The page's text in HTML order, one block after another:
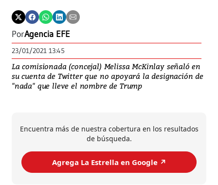
PorAgencia EFE
23/01/2021 13:45
La comisionada (concejal) Melissa McKinlay señaló en
su cuenta de Twitter que no apoyará la designación de
"nada" que lleve el nombre de Trump
Encuentra más de nuestra cobertura en los resultados
de búsqueda.
Agrega La Estrella en Google ↗️